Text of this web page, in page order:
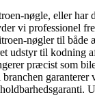
nøgle, eller har
vi professionel
nøgler til både
udstyr til kodning
præcist som